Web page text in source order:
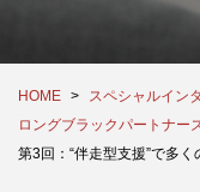
HOME スペシャルイン
ロングブラックパートナー
第3回：“伴走型支援”で多